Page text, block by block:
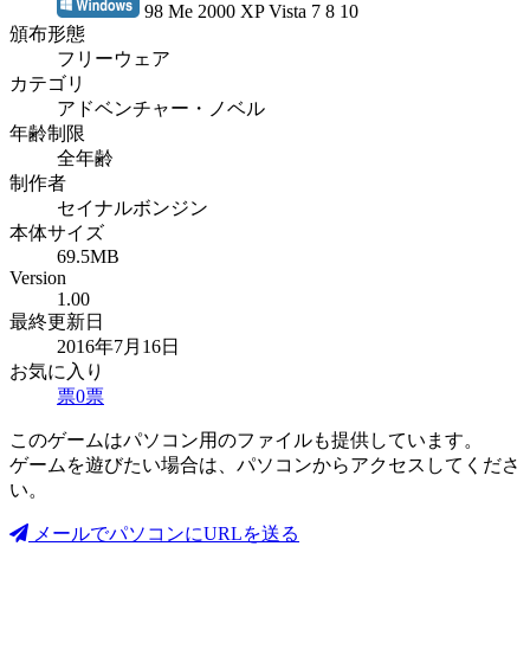
98 Me 2000 XP Vista 7 8 10
頒布形態
フリーウェア
カテゴリ
アドベンチャー・ノベル
年齢制限
全年齢
制作者
セイナルボンジン
本体サイズ
69.5MB
Version
1.00
最終更新日
2016年7月16日
お気に入り
票0票
このゲームはパソコン用のファイルも提供しています。
ゲームを遊びたい場合は、パソコンからアクセスしてくださ
い。
メールでパソコンにURLを送る